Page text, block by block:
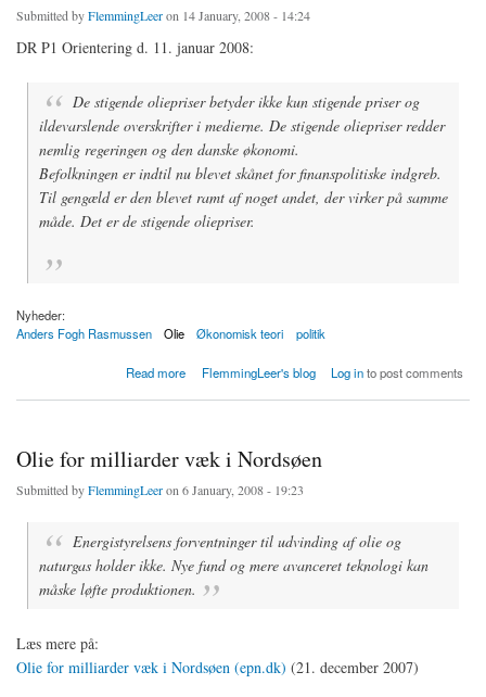
Submitted byFlemmingLeeron 14 January, 2008 - 14:24
DR P1 Orientering d. 11. januar 2008:
De stigende oliepriser betyder ikke kun stigende priser og
ildevarslende overskrifter i medierne. De stigende oliepriser redder
nemlig regeringen og den danske økonomi.
Befolkningen er indtil nu blevet skånet for finanspolitiske indgreb.
Til gengæld er den blevet ramt af noget andet, der virker på samme
måde. Det er de stigende oliepriser.
Nyheder:
Anders Fogh Rasmussen
Olie Økonomisk teori politik
Read more
about Oliepriserne redder Fogh FlemmingLeer's blog Log into post comments
Olie for milliarder væk i Nordsøen
Submitted byFlemmingLeeron 6 January, 2008 - 19:23
Energistyrelsens forventninger til udvinding af olie og
naturgas holder ikke. Nye fund og mere avanceret teknologi kan
måske løfte produktionen.
Læs mere på:
Olie for milliarder væk i Nordsøen (epn.dk) (21. december 2007)